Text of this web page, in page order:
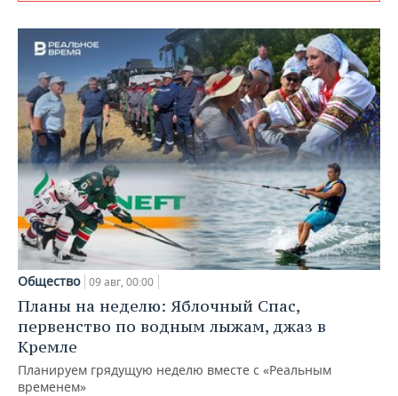
Общество 09 авг, 00:00
Планы на неделю: Яблочный Спас,
первенство по водным лыжам, джаз в
Кремле
Планируем грядущую неделю вместе с «Реальным
временем»